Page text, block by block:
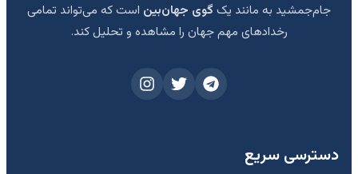
جام‌جمشید به مانند یک گوی جهان‌بین است که می‌تواند تمامی
رخدادهای مهم جهان را مشاهده و تحلیل کند.
دسترسی سریع